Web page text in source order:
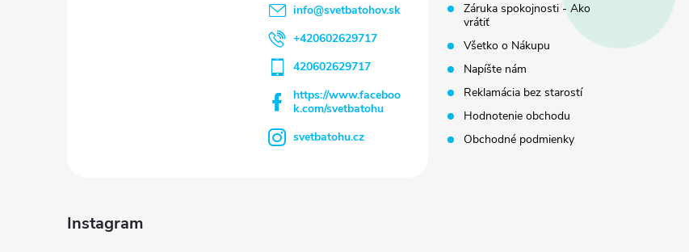
info@svetbatohov.sk
+420602629717
420602629717
https://www.faceboo
k.com/svetbatohu
svetbatohu.cz
Záruka spokojnosti - Ako
vrátiť
Všetko o Nákupu
Napíšte nám
Reklamácia bez starostí
Hodnotenie obchodu
Obchodné podmienky
Instagram